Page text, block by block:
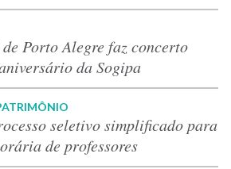
Porto Alegre faz concerto
da Sogipa
seletivo simplificado para
de professores